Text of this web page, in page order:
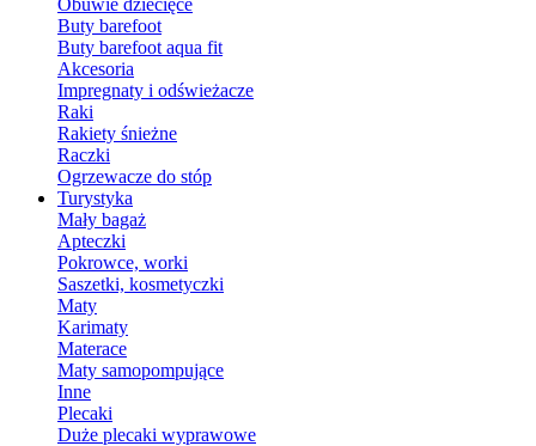
Obuwie dziecięce
Buty barefoot
Buty barefoot aqua fit
Akcesoria
Impregnaty i odświeżacze
Raki
Rakiety śnieżne
Raczki
Ogrzewacze do stóp
Turystyka
Mały bagaż
Apteczki
Pokrowce, worki
Saszetki, kosmetyczki
Maty
Karimaty
Materace
Maty samopompujące
Inne
Plecaki
Duże plecaki wyprawowe